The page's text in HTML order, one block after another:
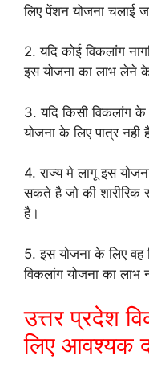
लिए पेंशन योजना चलाई
2. यदि कोई विकलांग
इस योजना का लाभ लेने के
3. यदि किसी विकलांग के
योजना के लिए पात्र नही
4. राज्य मे लागू इस
सकते है जो की
है।
5. इस योजना के लिए वह
विकलांग योजना का लाभ
उत्तर प्रदेश
लिए आवश्यक